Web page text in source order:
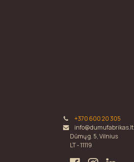
+370 600 20 305
info@dumufabrikas.lt
Dūmų g. 5, Vilnius
LT - 11119